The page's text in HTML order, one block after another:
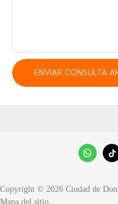
ENVIAR CONSULTA
Copyright © 2026 Ciudad de
Mapa del sitio